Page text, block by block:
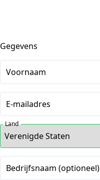
Gegevens
Voornaam
E-mailadres
Land
Bedrijfsnaam (optioneel)